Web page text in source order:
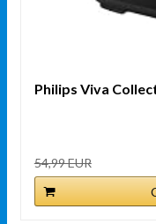
Philips Viva
54,99 EUR